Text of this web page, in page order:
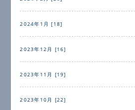
2024年1月 [18]
2023年12月 [16]
2023年11月 [19]
2023年10月 [22]